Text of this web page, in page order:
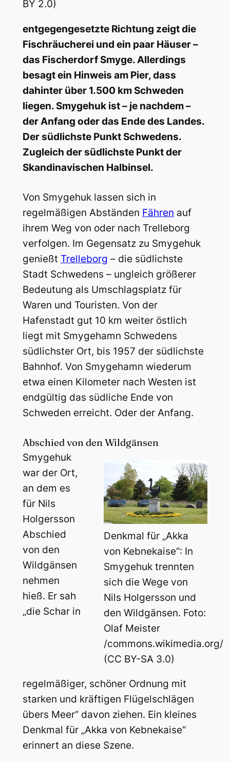
BY 2.0)
entgegengesetzte Richtung zeigt die
Fischräucherei und ein paar Häuser –
das Fischerdorf Smyge. Allerdings
besagt ein Hinweis am Pier, dass
dahinter über 1.500 km Schweden
liegen. Smygehuk ist – je nachdem –
der Anfang oder das Ende des Landes.
Der südlichste Punkt Schwedens.
Zugleich der südlichste Punkt der
Skandinavischen Halbinsel.
Von Smygehuk lassen sich in
regelmäßigen Abständen Fähren auf
ihrem Weg von oder nach Trelleborg
verfolgen. Im Gegensatz zu Smygehuk
genießt Trelleborg – die südlichste
Stadt Schwedens – ungleich größerer
Bedeutung als Umschlagsplatz für
Waren und Touristen. Von der
Hafenstadt gut 10 km weiter östlich
liegt mit Smygehamn Schwedens
südlichster Ort, bis 1957 der südlichste
Bahnhof. Von Smygehamn wiederum
etwa einen Kilometer nach Westen ist
endgültig das südliche Ende von
Schweden erreicht. Oder der Anfang.
Abschied von den Wildgänsen
Denkmal für „Akka
von Kebnekaise“: In
Smygehuk trennten
sich die Wege von
Nils Holgersson und
den Wildgänsen. Foto:
Olaf Meister
/commons.wikimedia.org/
(CC BY-SA 3.0)
Smygehuk
war der Ort,
an dem es
für Nils
Holgersson
Abschied
von den
Wildgänsen
nehmen
hieß. Er sah
„die Schar in
regelmäßiger, schöner Ordnung mit
starken und kräftigen Flügelschlägen
übers Meer“ davon ziehen. Ein kleines
Denkmal für „Akka von Kebnekaise“
erinnert an diese Szene.